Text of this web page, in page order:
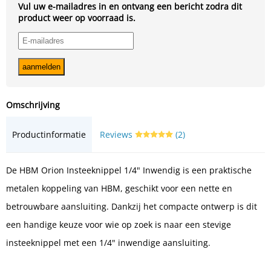
Vul uw e-mailadres in en ontvang een bericht zodra dit
product weer op voorraad is.
Omschrijving
Productinformatie Reviews (2)
De HBM Orion Insteeknippel 1/4" Inwendig is een praktische
metalen koppeling van HBM, geschikt voor een nette en
betrouwbare aansluiting. Dankzij het compacte ontwerp is dit
een handige keuze voor wie op zoek is naar een stevige
insteeknippel met een 1/4" inwendige aansluiting.